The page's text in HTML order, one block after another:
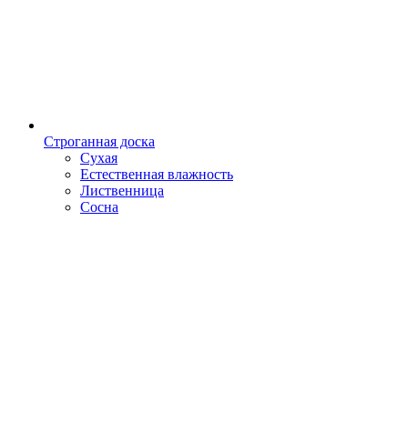
Строганная доска
Сухая
Естественная влажность
Лиственница
Сосна